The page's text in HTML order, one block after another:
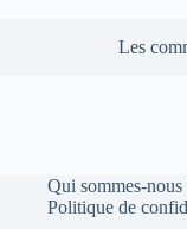
Les
Qui sommes-nous
Politique de